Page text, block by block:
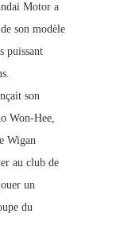
Motor a
son modèle
puissant
son
Won-Hee,
Wigan
au club de
un
du